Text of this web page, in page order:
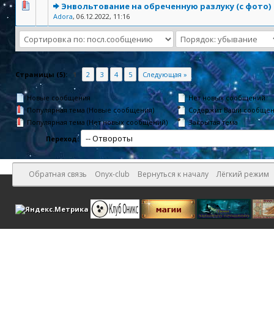
Энвольтование на обреченную разлуку (с фото)
Adora, 06.12.2022, 11:16
Страницы (5): 1 2 3 4 5 Следующая »
Новые сообщения
Популярная тема (Новые сообщения)
Популярная тема (Нет новых сообщений)
Нет новых сообщений
Содержит Ваши
Закрытая тема
Переход:
Обратная связь Onyx-club Вернуться к началу Лёгкий режим